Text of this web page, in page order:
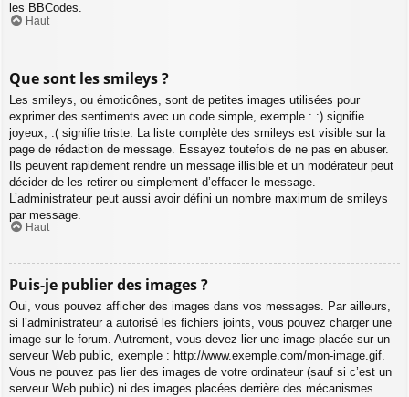
les BBCodes.
Haut
Que sont les smileys ?
Les smileys, ou émoticônes, sont de petites images utilisées pour
exprimer des sentiments avec un code simple, exemple : :) signifie
joyeux, :( signifie triste. La liste complète des smileys est visible sur la
page de rédaction de message. Essayez toutefois de ne pas en abuser.
Ils peuvent rapidement rendre un message illisible et un modérateur peut
décider de les retirer ou simplement d’effacer le message.
L’administrateur peut aussi avoir défini un nombre maximum de smileys
par message.
Haut
Puis-je publier des images ?
Oui, vous pouvez afficher des images dans vos messages. Par ailleurs,
si l’administrateur a autorisé les fichiers joints, vous pouvez charger une
image sur le forum. Autrement, vous devez lier une image placée sur un
serveur Web public, exemple : http://www.exemple.com/mon-image.gif.
Vous ne pouvez pas lier des images de votre ordinateur (sauf si c’est un
serveur Web public) ni des images placées derrière des mécanismes